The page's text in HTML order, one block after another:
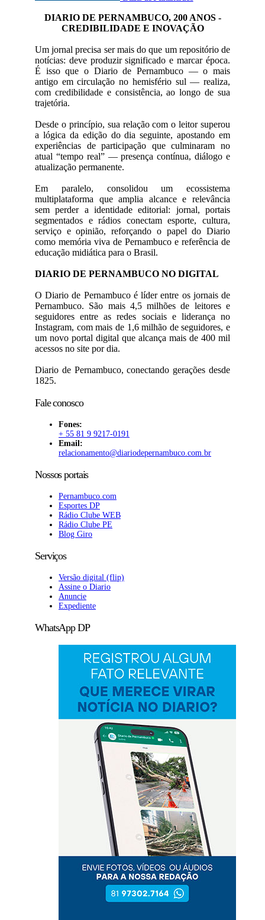
DIARIO DE PERNAMBUCO, 200 ANOS -
CREDIBILIDADE E INOVAÇÃO
Um jornal precisa ser mais do que um repositório de
notícias: deve produzir significado e marcar época.
É isso que o Diario de Pernambuco — o mais
antigo em circulação no hemisfério sul — realiza,
com credibilidade e consistência, ao longo de sua
trajetória.
Desde o princípio, sua relação com o leitor superou
a lógica da edição do dia seguinte, apostando em
experiências de participação que culminaram no
atual “tempo real” — presença contínua, diálogo e
atualização permanente.
Em paralelo, consolidou um ecossistema
multiplataforma que amplia alcance e relevância
sem perder a identidade editorial: jornal, portais
segmentados e rádios conectam esporte, cultura,
serviço e opinião, reforçando o papel do Diario
como memória viva de Pernambuco e referência de
educação midiática para o Brasil.
DIARIO DE PERNAMBUCO NO DIGITAL
O Diario de Pernambuco é líder entre os jornais de
Pernambuco. São mais 4,5 milhões de leitores e
seguidores entre as redes sociais e liderança no
Instagram, com mais de 1,6 milhão de seguidores, e
um novo portal digital que alcança mais de 400 mil
acessos no site por dia.
Diario de Pernambuco, conectando gerações desde
1825.
Fale conosco
Fones:
+ 55 81 9 9217-0191
Email:
relacionamento@diariodepernambuco.com.br
Nossos portais
Pernambuco.com
Esportes DP
Rádio Clube WEB
Rádio Clube PE
Blog Giro
Serviços
Versão digital (flip)
Assine o Diario
Anuncie
Expediente
WhatsApp DP